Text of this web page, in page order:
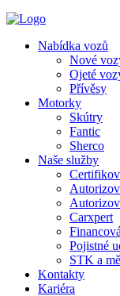
Nabídka vozů
Nové
Ojeté
Přívěsy
Motorky
Skútry
Fantic
Sherco
Naše služby
Carxpert
Pojistné
STK a
Kontakty
Kariéra